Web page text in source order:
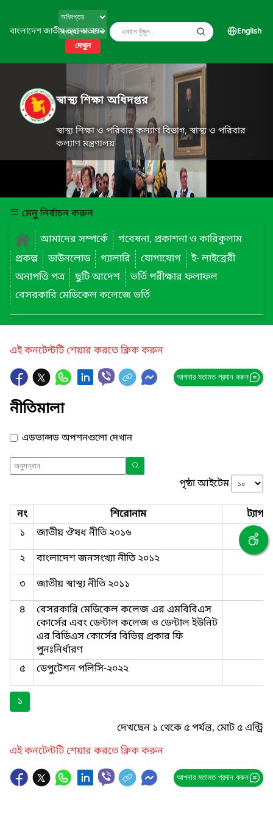
বাংলাদেশ জাতীয় তথ্য বাতায়ন
দেখুন
English
স্বাস্থ্য শিক্ষা অধিদপ্তর
স্বাস্থ্য শিক্ষা ও পরিবার কল্যাণ বিভাগ, স্বাস্থ্য ও পরিবার
কল্যাণ মন্ত্রণালয়
মেনু নির্বাচন করুন
আমাদের সম্পর্কে
গবেষনা, প্রকাশনা ও কারিকুলাম
প্রকল্প
ডাউনলোড গ্যালারি যোগাযোগ
ই- লাইব্রেরী
অনাপত্তি পত্র
ছুটি আদেশ
ভর্তি পরীক্ষার ফলাফল
বেসরকারি মেডিকেল কলেজে ভর্তি
এই কনটেন্টটি শেয়ার করতে ক্লিক করুন
আপনার মতামত প্রদান করুন
নীতিমালা
এডভান্সড অপশনগুলো দেখান
পৃষ্ঠা আইটেম
নং শিরোনাম
ট্যাগ
১
জাতীয় ঔষধ নীতি ২০১৬
২
বাংলাদেশ জনসংখ্যা নীতি ২০১২
৩
জাতীয় স্বাস্থ্য নীতি ২০১১
৪
বেসরকারি মেডিকেল কলেজ এর এমবিবিএস
কোর্সের এবং ডেন্টাল কলেজ ও ডেন্টাল ইউনিট
এর বিডিএস কোর্সের বিভিন্ন প্রকার ফি
পুনঃনির্ধারণ
৫
ডেপুটেশন পলিসি-২০২২
১
দেখছেন ১ থেকে ৫ পর্যন্ত, মোট ৫ এন্ট্রি
এই কনটেন্টটি শেয়ার করতে ক্লিক করুন
আপনার মতামত প্রদান করুন